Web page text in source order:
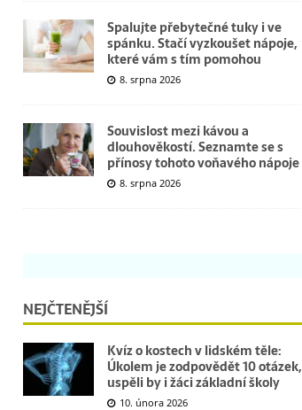
Spalujte přebytečné tuky i ve
spánku. Stačí vyzkoušet nápoje,
které vám s tím pomohou
8. srpna 2026
Souvislost mezi kávou a
dlouhověkostí. Seznamte se s
přínosy tohoto voňavého nápoje
8. srpna 2026
NEJČTENĚJŠÍ
Kvíz o kostech v lidském těle:
Úkolem je zodpovědět 10 otázek,
uspěli by i žáci základní školy
10. února 2026